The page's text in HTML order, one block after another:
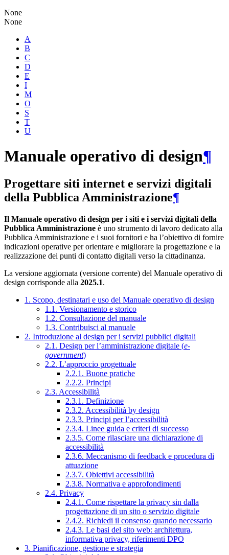
None
None
A
B
C
D
E
I
M
O
S
T
U
Manuale operativo di design¶
Progettare siti internet e servizi digitali
della Pubblica Amministrazione¶
Il Manuale operativo di design per i siti e i servizi digitali della
Pubblica Amministrazione è uno strumento di lavoro dedicato alla
Pubblica Amministrazione e i suoi fornitori e ha l’obiettivo di fornire
indicazioni operative per orientare e migliorare la progettazione e la
realizzazione dei punti di contatto digitali verso la cittadinanza.
La versione aggiornata (versione corrente) del Manuale operativo di
design corrisponde alla 2025.1.
1. Scopo, destinatari e uso del Manuale operativo di design
1.1. Versionamento e storico
1.2. Consultazione del manuale
1.3. Contribuisci al manuale
2. Introduzione al design per i servizi pubblici digitali
2.1. Design per l’amministrazione digitale (e-
government)
2.2. L’approccio progettuale
2.2.1. Buone pratiche
2.2.2. Principi
2.3. Accessibilità
2.3.1. Definizione
2.3.2. Accessibilità by design
2.3.3. Principi per l’accessibilità
2.3.4. Linee guida e criteri di successo
2.3.5. Come rilasciare una dichiarazione di
accessibilità
2.3.6. Meccanismo di feedback e procedura di
attuazione
2.3.7. Obiettivi accessibilità
2.3.8. Normativa e approfondimenti
2.4. Privacy
2.4.1. Come rispettare la privacy sin dalla
progettazione di un sito o servizio digitale
2.4.2. Richiedi il consenso quando necessario
2.4.3. Le basi del sito web: architettura,
informativa privacy, riferimenti DPO
3. Pianificazione, gestione e strategia